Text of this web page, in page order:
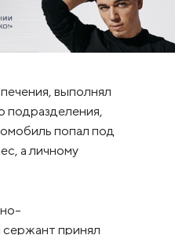
выполнял
подразделения,
попал под
а личному
сержант принял